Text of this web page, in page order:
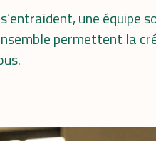
une équipe
permettent la